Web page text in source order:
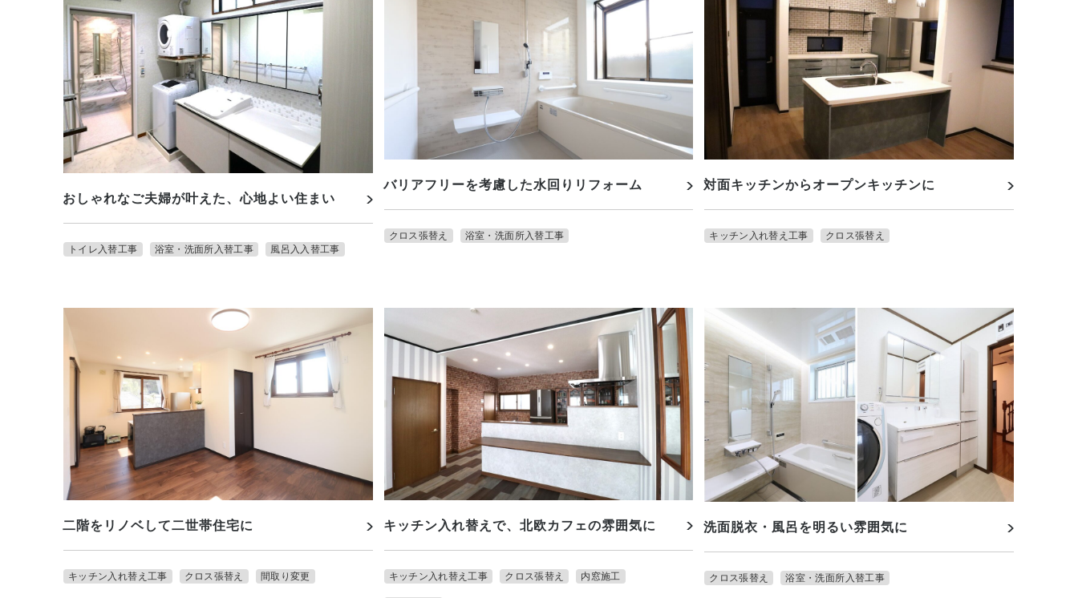
おしゃれなご夫婦が叶えた、心地よい住まい
トイレ入替工事 浴室・洗面所入替工事 風呂入入替工事
バリアフリーを考慮した水回りリフォーム
クロス張替え 浴室・洗面所入替工事
対面キッチンからオープンキッチンに
キッチン入れ替え工事 クロス張替え
二階をリノベして二世帯住宅に
キッチン入れ替え工事 クロス張替え 間取り変更
キッチン入れ替えで、北欧カフェの雰囲気に
キッチン入れ替え工事 クロス張替え 内窓施工
洗面脱衣・風呂を明るい雰囲気に
クロス張替え 浴室・洗面所入替工事